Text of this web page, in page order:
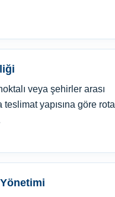
veya şehirler arası
yapısına göre rota